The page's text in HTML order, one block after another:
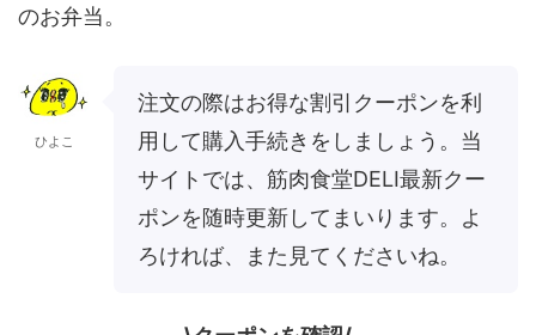
のお弁当。
ひよこ
注文の際はお得な割引クーポンを利
用して購入手続きをしましょう。当
サイトでは、筋肉食堂DELI最新クー
ポンを随時更新してまいります。よ
ろければ、また見てくださいね。